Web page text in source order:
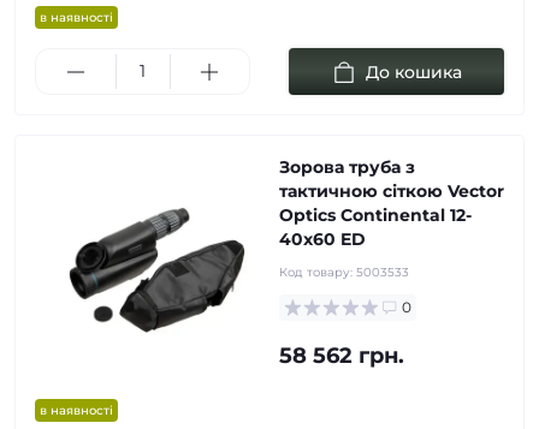
в наявності
До кошика
в наявності
Зорова труба з
тактичною сіткою Vector
Optics Continental 12-
40x60 ED
Код товару: 5003533
0
58 562 грн.